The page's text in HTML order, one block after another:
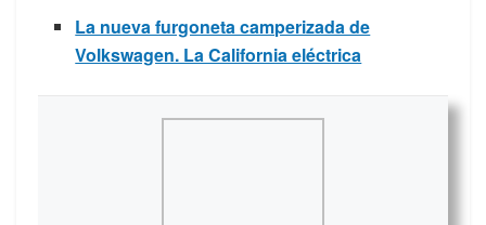
La nueva furgoneta camperizada de
Volkswagen. La California eléctrica